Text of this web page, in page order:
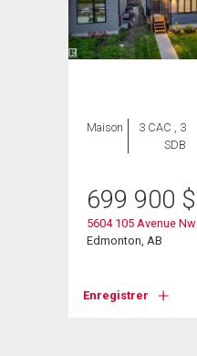
Maison
3 CAC , 3
SDB
699 900 $
5604 105 Avenue Nw
Edmonton, AB
Enregistrer